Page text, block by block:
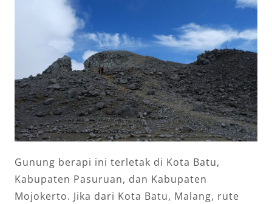
Gunung berapi ini terletak di Kota Batu,
Kabupaten Pasuruan, dan Kabupaten
Mojokerto. Jika dari Kota Batu, Malang, rute